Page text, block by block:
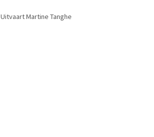
Uitvaart Martine Tanghe